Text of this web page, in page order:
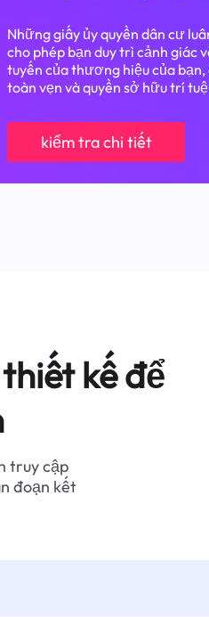
Những giấy ủy quyền dân cư
cho phép bạn duy trì cảnh giác
tuyến của thương hiệu của
toàn vẹn và quyền sở hữu trí
kiểm tra chi tiết
kế để
truy cập
đoạn kết